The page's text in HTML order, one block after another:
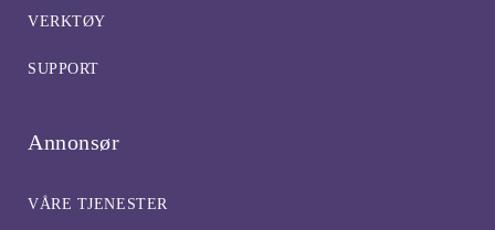
VERKTØY
SUPPORT
Annonsør
VÅRE TJENESTER